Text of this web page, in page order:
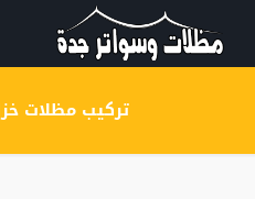
تركيب مظلات